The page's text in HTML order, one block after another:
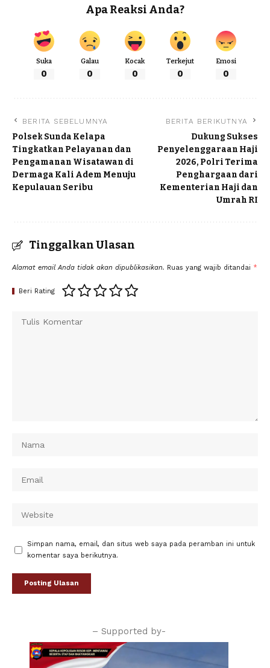
Apa Reaksi Anda?
Suka
0
Galau
0
Kocak
0
Terkejut
0
Emosi
0
BERITA SEBELUMNYA
Polsek Sunda Kelapa
Tingkatkan Pelayanan dan
Pengamanan Wisatawan di
Dermaga Kali Adem Menuju
Kepulauan Seribu
BERITA BERIKUTNYA
Dukung Sukses
Penyelenggaraan Haji
2026, Polri Terima
Penghargaan dari
Kementerian Haji dan
Umrah RI
Tinggalkan Ulasan
Alamat email Anda tidak akan dipublikasikan. Ruas yang wajib ditandai *
Beri Rating
Simpan nama, email, dan situs web saya pada peramban ini untuk
komentar saya berikutnya.
– Supported by-